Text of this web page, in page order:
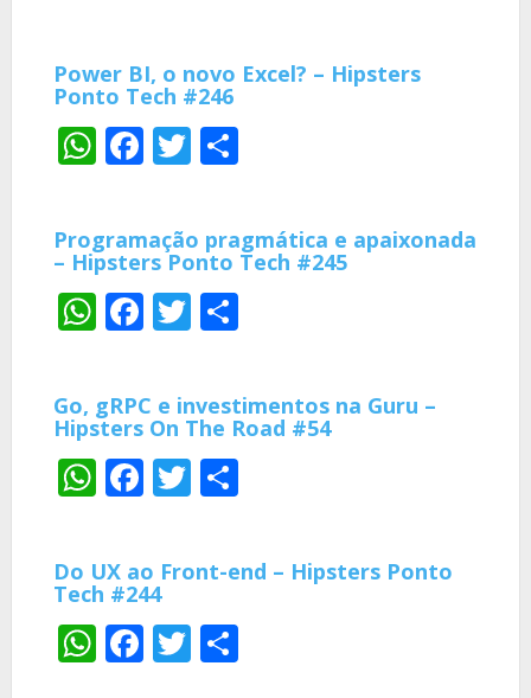
Power BI, o novo Excel? – Hipsters
Ponto Tech #246
WhatsApp
Facebook
Twitter
Programação pragmática e apaixonada
– Hipsters Ponto Tech #245
WhatsApp
Facebook
Twitter
Go, gRPC e investimentos na Guru –
Hipsters On The Road #54
WhatsApp
Facebook
Twitter
Do UX ao Front-end – Hipsters Ponto
Tech #244
WhatsApp
Facebook
Twitter